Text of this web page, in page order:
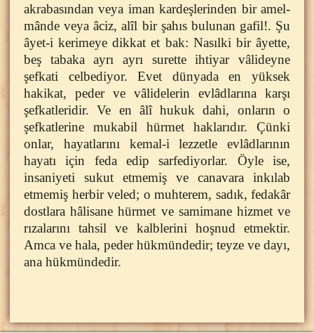
akrabasından veya iman kardeşlerinden bir amel-
mânde veya âciz, alîl bir şahıs bulunan gafil!. Şu
âyet-i kerimeye dikkat et bak: Nasılki bir âyette,
beş tabaka ayrı ayrı surette ihtiyar vâlideyne
şefkati celbediyor. Evet dünyada en yüksek
hakikat, peder ve vâlidelerin evlâdlarına karşı
şefkatleridir. Ve en âlî hukuk dahi, onların o
şefkatlerine mukabil hürmet haklarıdır. Çünki
onlar, hayatlarını kemal-i lezzetle evlâdlarının
hayatı için feda edip sarfediyorlar. Öyle ise,
insaniyeti sukut etmemiş ve canavara inkılab
etmemiş herbir veled; o muhterem, sadık, fedakâr
dostlara hâlisane hürmet ve samimane hizmet ve
rızalarını tahsil ve kalblerini hoşnud etmektir.
Amca ve hala, peder hükmündedir; teyze ve dayı,
ana hükmündedir.